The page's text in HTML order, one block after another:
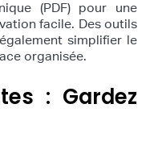
(PDF) pour une
facile. Des outils
simplifier le
organisée.
: Gardez